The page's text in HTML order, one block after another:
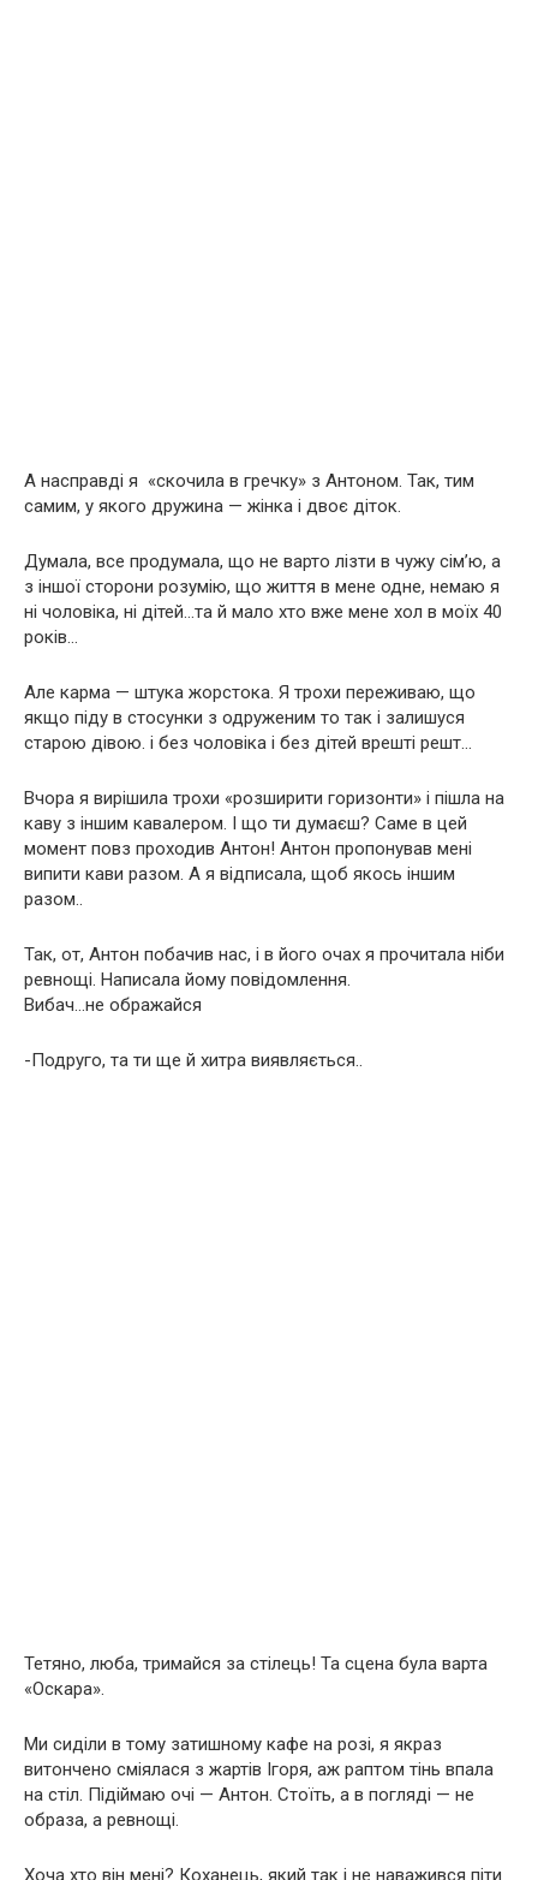
А насправді я «скочила в гречку» з Антоном. Так, тим
самим, у якого дружина — жінка і двоє діток.
Думала, все продумала, що не варто лізти в чужу сімʼю, а
з іншої сторони розумію, що життя в мене одне, немаю я
ні чоловіка, ні дітей…та й мало хто вже мене хол в моїх 40
років…
Але карма — штука жорстока. Я трохи переживаю, що
якщо піду в стосунки з одруженим то так і залишуся
старою дівою. і без чоловіка і без дітей врешті решт…
Вчора я вирішила трохи «розширити горизонти» і пішла на
каву з іншим кавалером. І що ти думаєш? Саме в цей
момент повз проходив Антон! Антон пропонував мені
випити кави разом. А я відписала, щоб якось іншим
разом..
Так, от, Антон побачив нас, і в його очах я прочитала ніби
ревнощі. Написала йому повідомлення.
Вибач…не ображайся
-Подруго, та ти ще й хитра виявляється..
Тетяно, люба, тримайся за стілець! Та сцена була варта
«Оскара».
Ми сиділи в тому затишному кафе на розі, я якраз
витончено сміялася з жартів Ігоря, аж раптом тінь впала
на стіл. Підіймаю очі — Антон. Стоїть, а в погляді — не
образа, а ревнощі.
Хоча хто він мені? Коханець, який так і не наважився піти